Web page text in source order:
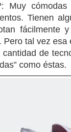
Muy
Tienen
fácilmente
Pero tal vez
cantidad de
como éstas.